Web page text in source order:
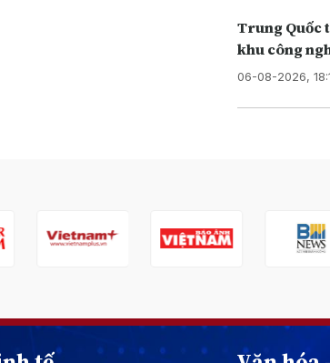
Trung Quốc
khu công
06-08-2026,